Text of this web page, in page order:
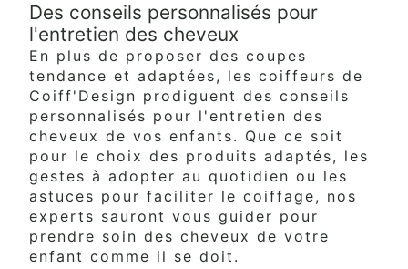
Des conseils personnalisés pour
l'entretien des cheveux
En plus de proposer des coupes
tendance et adaptées, les coiffeurs de
Coiff'Design prodiguent des conseils
personnalisés pour l'entretien des
cheveux de vos enfants. Que ce soit
pour le choix des produits adaptés, les
gestes à adopter au quotidien ou les
astuces pour faciliter le coiffage, nos
experts sauront vous guider pour
prendre soin des cheveux de votre
enfant comme il se doit.